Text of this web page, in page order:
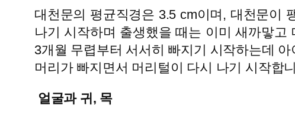
대천문의 평균직경은 3.5 cm이며, 대천문이
나기 시작하며 출생했을 때는 이미 새까맣
3개월 무렵부터 서서히 빠지기 시작하는데
머리가 빠지면서 머리털이 다시 나기 시작합
얼굴과 귀, 목